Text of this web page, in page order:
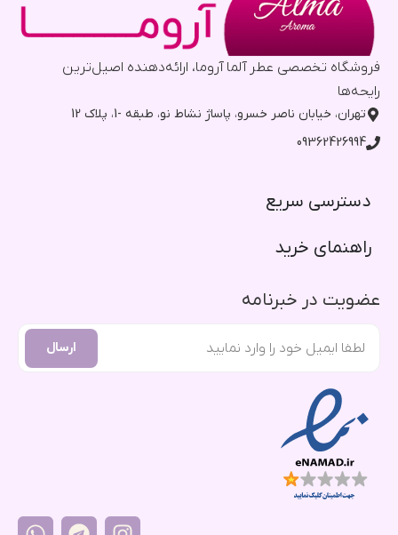
فروشگاه تخصصی عطر آلما آروما، ارائه‌دهنده اصیل‌ترین
رایحه‌ها
تهران، خیابان ناصر خسرو، پاساژ نشاط نو، طبقه -1، پلاک 12
09362426994
دسترسی سریع​
راهنمای خرید​
عضویت در خبرنامه
ارسال